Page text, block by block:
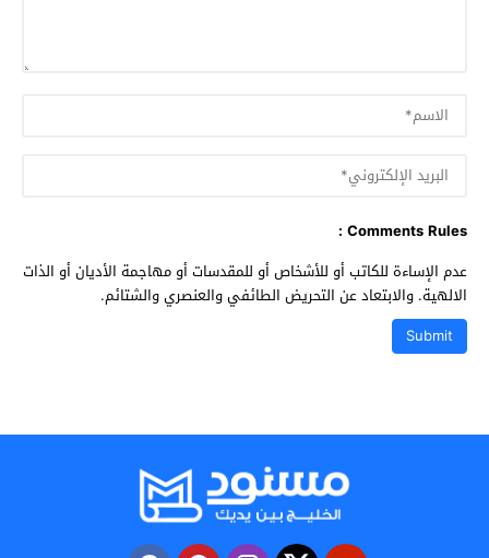
Comments Rules :
عدم الإساءة للكاتب أو للأشخاص أو للمقدسات أو مهاجمة الأديان أو الذات
الالهية. والابتعاد عن التحريض الطائفي والعنصري والشتائم.